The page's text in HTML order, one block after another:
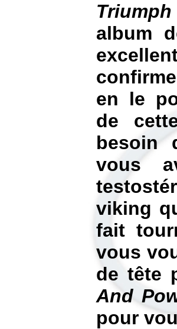
album
en le
de
besoin
vous
viking
fait
vous
de tête
And
pour